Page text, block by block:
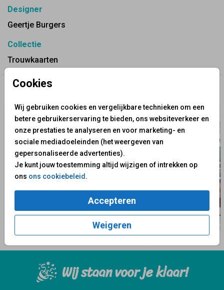
Cookies
Wij gebruiken cookies en vergelijkbare technieken om een
betere gebruikerservaring te bieden, ons websiteverkeer en
onze prestaties te analyseren en voor marketing- en
sociale mediadoeleinden (het weergeven van
gepersonaliseerde advertenties).
Je kunt jouw toestemming altijd wijzigen of intrekken op
ons ons cookiebeleid.
Accepteren
Weigeren
een gouden randje!
Designer
Geertje Burgers
Collectie
Trouwkaarten
Wij staan voor je klaar!